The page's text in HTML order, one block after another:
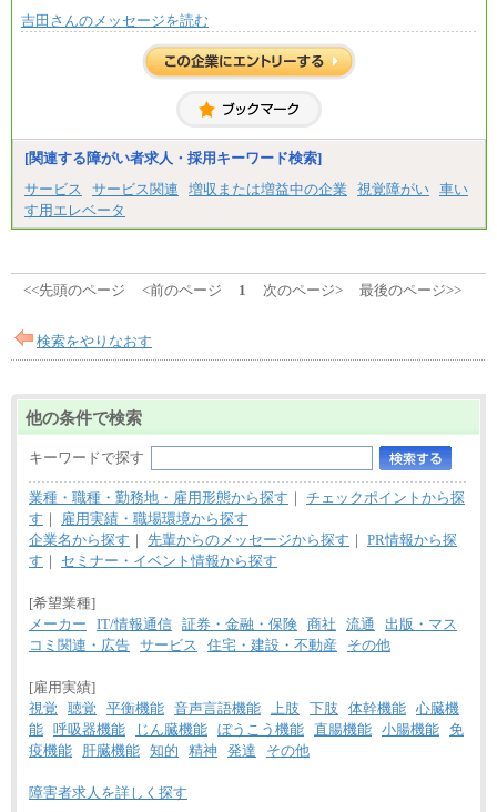
※20時間を超過した場合は別途支給
中途：
(1)(2)月給：25万3400円～28万5900円
※20時間を超過した場合は別途支給
※試用期間中も給与に変更はございません
吉田さんのメッセージを読む
[関連する障がい者求人・採用キーワード検索]
サービス
サービス関連 増収または増益中の企業 視覚障がい 車い
す用エレベータ
<<先頭のページ <前のページ 1 次のページ> 最後のページ>>
検索をやりなおす
他の条件で検索
キーワードで探す
業種・職種・勤務地・雇用形態から探す ｜ チェックポイントから探
す ｜
雇用実績・職場環境から探す
企業名から探す ｜ 先輩からのメッセージから探す ｜ PR情報から探
す ｜ セミナー・イベント情報から探す
[希望業種]
メーカー
IT/情報通信 証券・金融・保険 商社 流通
出版・マス
コミ関連・広告 サービス 住宅・建設・不動産 その他
[雇用実績]
視覚
聴覚 平衡機能 音声言語機能 上肢 下肢 体幹機能 心臓機
能 呼吸器機能 じん臓機能 ぼうこう機能 直腸機能 小腸機能 免
疫機能
肝臓機能 知的 精神 発達 その他
障害者求人を詳しく探す